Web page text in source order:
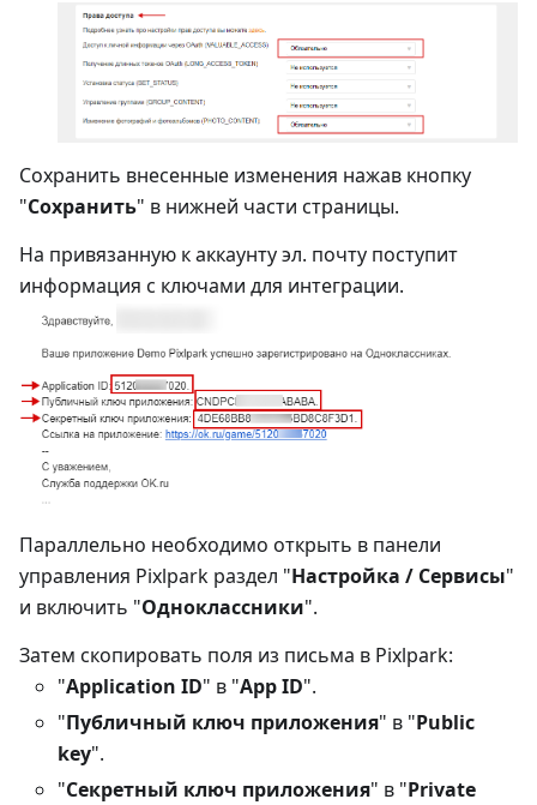
Сохранить внесенные изменения нажав кнопку
"Сохранить" в нижней части страницы.
На привязанную к аккаунту эл. почту поступит
информация с ключами для интеграции.
Параллельно необходимо открыть в панели
управления Pixlpark раздел "Настройка / Сервисы"
и включить "Одноклассники".
Затем скопировать поля из письма в Pixlpark:
"Application ID" в "App ID".
"Публичный ключ приложения" в "Public
key".
"Секретный ключ приложения" в "Private